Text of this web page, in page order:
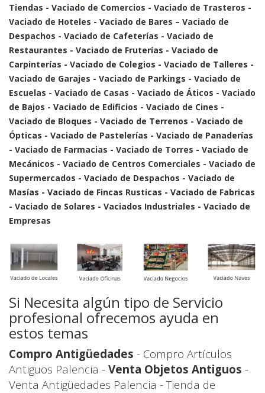
Tiendas - Vaciado de Comercios - Vaciado de Trasteros -
Vaciado de Hoteles - Vaciado de Bares – Vaciado de
Despachos - Vaciado de Cafeterías - Vaciado de
Restaurantes - Vaciado de Fruterías - Vaciado de
Carpinterías - Vaciado de Colegios - Vaciado de Talleres -
Vaciado de Garajes - Vaciado de Parkings - Vaciado de
Escuelas - Vaciado de Casas - Vaciado de Áticos - Vaciado
de Bajos - Vaciado de Edificios - Vaciado de Cines -
Vaciado de Bloques - Vaciado de Terrenos - Vaciado de
Ópticas - Vaciado de Pastelerías - Vaciado de Panaderías
- Vaciado de Farmacias - Vaciado de Torres - Vaciado de
Mecánicos - Vaciado de Centros Comerciales - Vaciado de
Supermercados - Vaciado de Despachos - Vaciado de
Masías - Vaciado de Fincas Rusticas - Vaciado de Fabricas
- Vaciado de Solares - Vaciados Industriales - Vaciado de
Empresas
Si Necesita algún tipo de Servicio
profesional ofrecemos ayuda en
estos temas
Compro Antigüedades - Compro Artículos
Antiguos Palencia - Venta Objetos Antiguos -
Venta Antigüedades Palencia - Tienda de